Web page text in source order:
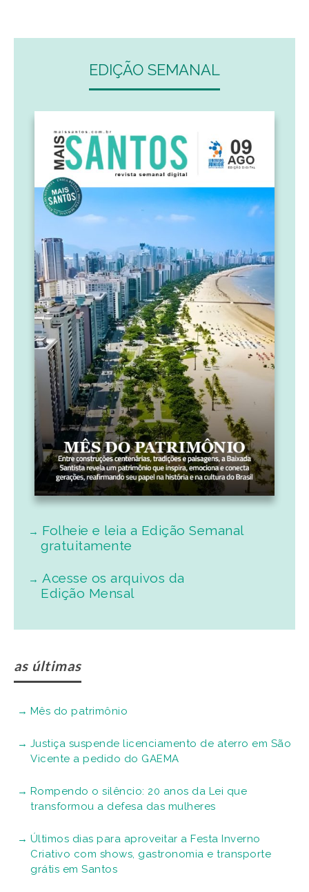
EDIÇÃO SEMANAL
Folheie e leia a Edição Semanal
gratuitamente
Acesse os arquivos da
Edição Mensal
as últimas
Mês do patrimônio
Justiça suspende licenciamento de aterro em São
Vicente a pedido do GAEMA
Rompendo o silêncio: 20 anos da Lei que
transformou a defesa das mulheres
Últimos dias para aproveitar a Festa Inverno
Criativo com shows, gastronomia e transporte
grátis em Santos